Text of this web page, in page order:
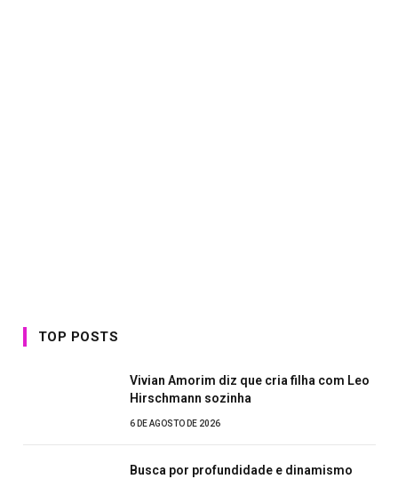
TOP POSTS
Vivian Amorim diz que cria filha com Leo
Hirschmann sozinha
6 DE AGOSTO DE 2026
Busca por profundidade e dinamismo